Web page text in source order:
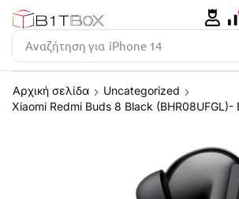
Αναζήτηση για iPhone 14
Αρχική σελίδα
Uncategorized
Xiaomi Redmi Buds 8 Black (BHR08UFGL)-